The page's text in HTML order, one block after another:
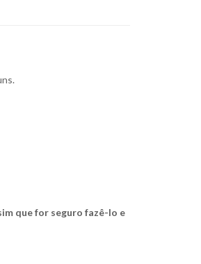
que for seguro fazê-lo e